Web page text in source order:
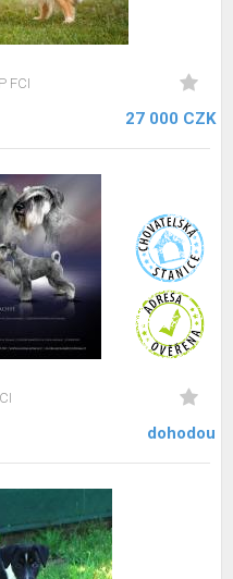
FCI
27 000 CZK
dohodou